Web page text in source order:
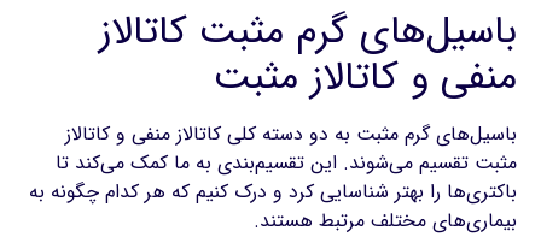
باسیل‌های گرم مثبت کاتالاز
منفی و کاتالاز مثبت
باسیل‌های گرم مثبت به دو دسته کلی کاتالاز منفی و کاتالاز
مثبت تقسیم می‌شوند. این تقسیم‌بندی به ما کمک می‌کند تا
باکتری‌ها را بهتر شناسایی کرد و درک کنیم که هر کدام چگونه به
بیماری‌های مختلف مرتبط هستند.